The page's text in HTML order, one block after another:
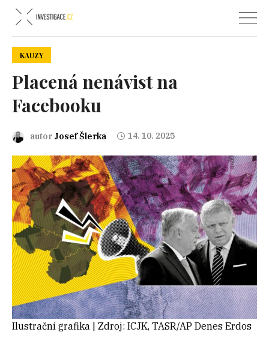
KAUZY
Placená nenávist na
Facebooku
autor Josef Šlerka 14. 10. 2025
Ilustrační grafika | Zdroj: ICJK, TASR/AP Denes Erdos